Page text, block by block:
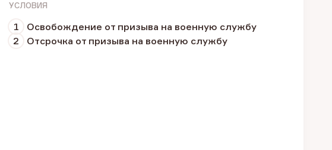
УСЛОВИЯ
1
Освобождение от призыва на военную службу
2
Отсрочка от призыва на военную службу